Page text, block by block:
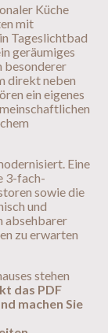
Küche
mit
Tageslichtbad
geräumiges
besonderer
direkt neben
ein eigenes
Eine
3-fach-
sowie die
und
absehbarer
zu erwarten
stehen
das PDF
machen Sie